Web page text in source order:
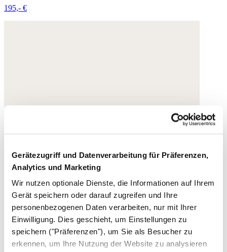
Gerätezugriff und Datenverarbeitung für Präferenzen,
Analytics und Marketing
Wir nutzen optionale Dienste, die Informationen auf Ihrem
Gerät speichern oder darauf zugreifen und Ihre
personenbezogenen Daten verarbeiten, nur mit Ihrer
Einwilligung. Dies geschieht, um Einstellungen zu
speichern ("Präferenzen"), um Sie als Besucher zu
erkennen, um Ihre Nutzung der Website zu analysieren
195,- €